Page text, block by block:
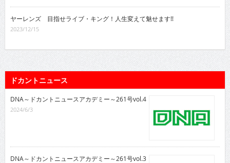
ヤーレンズ 目指せライブ・キング！人生変えて魅せます!!
2023/12/15
ドカントニュース
DNA～ドカントニュースアカデミー～261号vol.4
2024/6/3
DNA～ドカントニュースアカデミー～261号vol.3